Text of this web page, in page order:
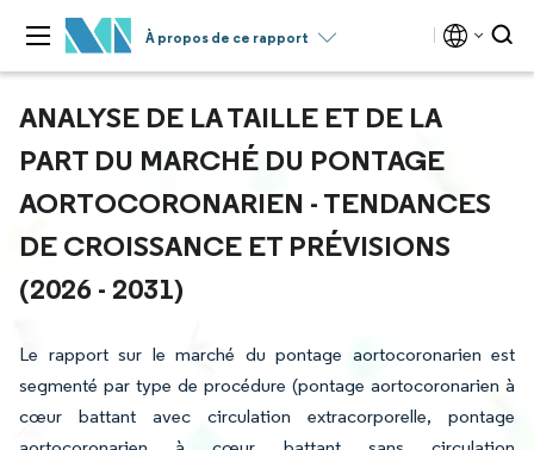
À propos de ce rapport
ANALYSE DE LA TAILLE ET DE LA
PART DU MARCHÉ DU PONTAGE
AORTOCORONARIEN - TENDANCES
DE CROISSANCE ET PRÉVISIONS
(2026 - 2031)
Le rapport sur le marché du pontage aortocoronarien est
segmenté par type de procédure (pontage aortocoronarien à
cœur battant avec circulation extracorporelle, pontage